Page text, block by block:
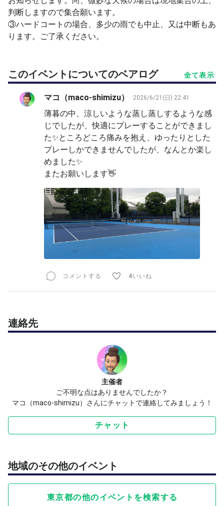
※又は、ラリーなどでクールダウンしましょう。
【早退遅刻】
多少であれば、調整可能ですので応相談可。
【主審】
ゲストの試合を主催者が実施することもあります。
※基本セルフジャッジですが、アウトコールの補助や、場
合によりオーバーコールの権限と、フットフォルト等あれ
ば、個別に是正を促す場合もあります。
【その他】
①保険未加入の為、ケガ等、自己責任とします。
②周りの方への危険球は、大声で注意喚起する。
③参加者間の要望のないアドバイスはしない。
④セルフジャッジ5原則の遵守（相手有利）
⑤待機中も含め、プレーを妨げる行為をしない。
⑥限られた時間ですので、進行にご協力下さい。
⑦当日のコート番号等の連絡事項の確認は必須。
⑧コート内外でのマナーも遵守しましょう。
判断しますので集合願います。
③ハードコートの場合、多少の雨でも中止、又は中断もあ
ります。ご了承ください。
このイベントについてのベアログ 全て表示
マコ（maco-shimizu） 2026/6/21(日) 22:41
薄暮の中、涼しいような蒸し蒸しするような感
じでしたが、快適にプレーすることができまし
た✨ところどころ痛みを抱え、ゆったりとした
プレーしかできませんでしたが、なんとか楽し
めました✨
またお願いします👋
コメントする 4いいね
連絡先
主催者
ご不明な点はありませんでしたか？
マコ（maco-shimizu）さんにチャットで連絡してみましょう！
チャット
地域のその他のイベント
東京都の他のイベントを検索する